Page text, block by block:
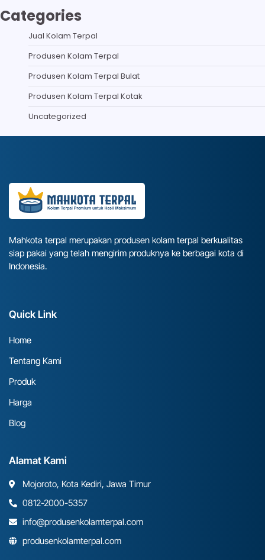
Categories
Jual Kolam Terpal
Produsen Kolam Terpal
Produsen Kolam Terpal Bulat
Produsen Kolam Terpal Kotak
Uncategorized
Mahkota terpal merupakan produsen kolam terpal berkualitas
siap pakai yang telah mengirim produknya ke berbagai kota di
Indonesia.
Quick Link
Home
Tentang Kami
Produk
Harga
Blog
Alamat Kami
Mojoroto, Kota Kediri, Jawa Timur
0812-2000-5357
info@produsenkolamterpal.com
produsenkolamterpal.com